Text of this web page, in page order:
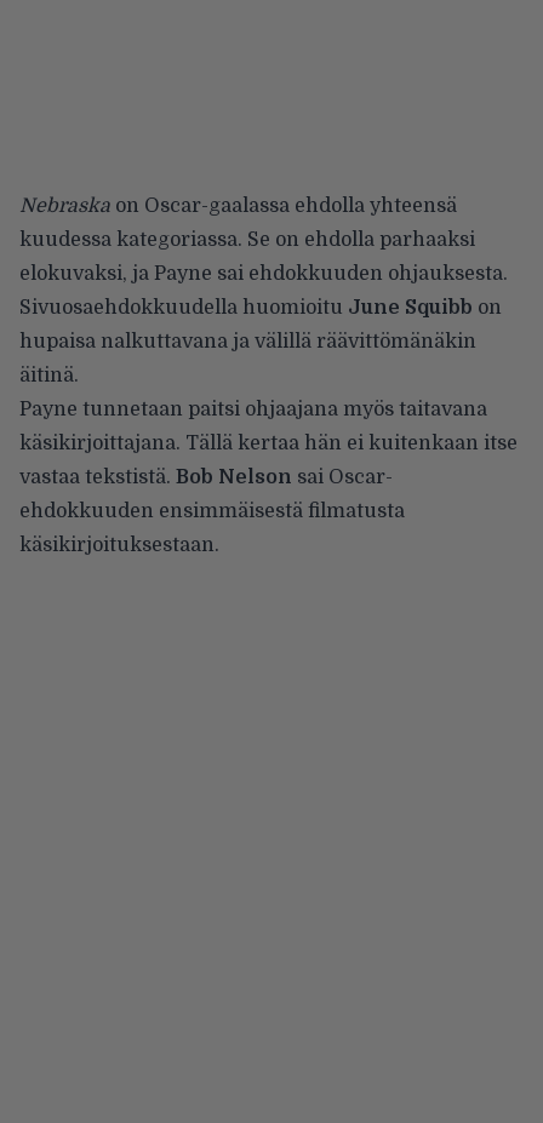
Nebraska on Oscar-gaalassa ehdolla yhteensä
kuudessa kategoriassa. Se on ehdolla parhaaksi
elokuvaksi, ja Payne sai ehdokkuuden ohjauksesta.
Sivuosaehdokkuudella huomioitu June Squibb on
hupaisa nalkuttavana ja välillä räävittömänäkin
äitinä.
Payne tunnetaan paitsi ohjaajana myös taitavana
käsikirjoittajana. Tällä kertaa hän ei kuitenkaan itse
vastaa tekstistä. Bob Nelson sai Oscar-
ehdokkuuden ensimmäisestä filmatusta
käsikirjoituksestaan.